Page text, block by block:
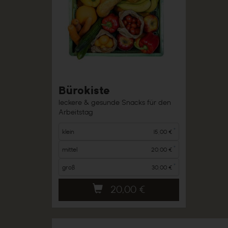
Bürokiste
leckere & gesunde Snacks für den
Arbeitstag
klein 15,00 €
mittel 20,00 €
groß 30,00 €
20,00 €